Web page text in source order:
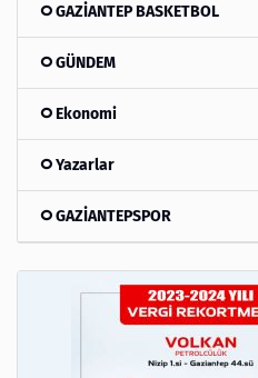
GAZİANTEP BASKETBOL
GÜNDEM
Ekonomi
Yazarlar
GAZİANTEPSPOR